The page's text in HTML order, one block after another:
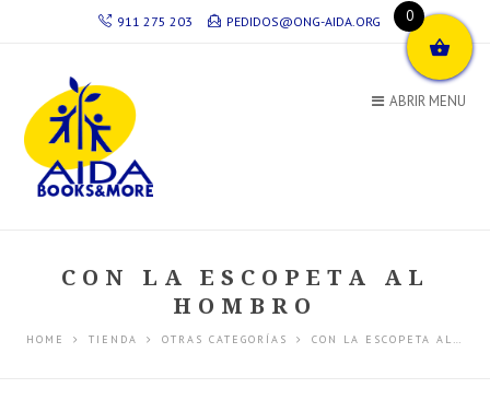
911 275 203 PEDIDOS@ONG-AIDA.ORG
ABRIR MENU
CON LA ESCOPETA AL
HOMBRO
HOME TIENDA OTRAS CATEGORÍAS CON LA ESCOPETA AL…
0